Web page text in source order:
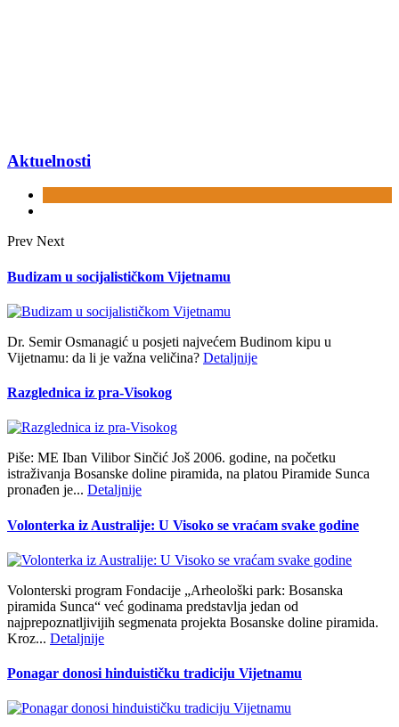
Aktuelnosti
Prev Next
Budizam u socijalističkom Vijetnamu
Dr. Semir Osmanagić u posjeti najvećem Budinom kipu u
Vijetnamu: da li je važna veličina? Detaljnije
Razglednica iz pra-Visokog
Piše: ME Iban Vilibor Sinčić Još 2006. godine, na početku
istraživanja Bosanske doline piramida, na platou Piramide Sunca
pronađen je... Detaljnije
Volonterka iz Australije: U Visoko se vraćam svake godine
Volonterski program Fondacije „Arheološki park: Bosanska
piramida Sunca“ već godinama predstavlja jedan od
najprepoznatljivijih segmenata projekta Bosanske doline piramida.
Kroz... Detaljnije
Ponagar donosi hinduističku tradiciju Vijetnamu